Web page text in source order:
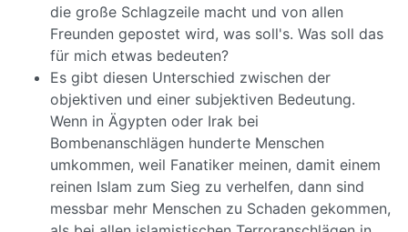
die große Schlagzeile macht und von allen
Freunden gepostet wird, was soll's. Was soll das
für mich etwas bedeuten?
Es gibt diesen Unterschied zwischen der
objektiven und einer subjektiven Bedeutung.
Wenn in Ägypten oder Irak bei
Bombenanschlägen hunderte Menschen
umkommen, weil Fanatiker meinen, damit einem
reinen Islam zum Sieg zu verhelfen, dann sind
messbar mehr Menschen zu Schaden gekommen,